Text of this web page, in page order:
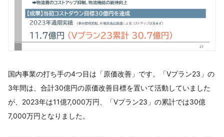
国内事業の打ち手の4つ目は「原価改善」です。「Vプラン23」の
3年間は、合計30億円の原価改善目標を置いて活動していました
が、2023年は11億7,000万円、「Vプラン23」の累計では30億
7,000万円となりました。